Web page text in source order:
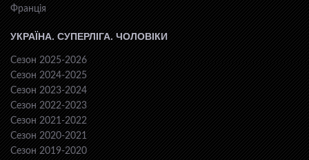
Франція
УКРАЇНА. СУПЕРЛІГА. ЧОЛОВІКИ
Сезон 2025-2026
Сезон 2024-2025
Сезон 2023-2024
Сезон 2022-2023
Сезон 2021-2022
Сезон 2020-2021
Сезон 2019-2020